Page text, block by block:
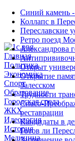
Главная
Политика
Экономика
Спорт
Образование
Городская среда
ЖКХ
Идеология
История
Медицина
Синий камень -
Коллапс в
Переславские
Ретро поезд
Александрова
Открыт
Открытие
Залесском
Трудности
Спасо-
реставрации
Кандидаты в
Готов ли